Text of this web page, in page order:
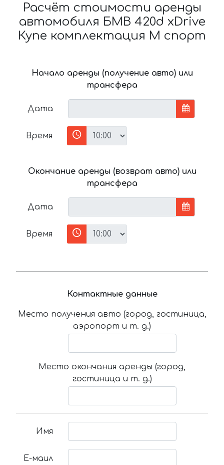
Расчёт стоимости аренды
автомобиля БМВ 420d xDrive
Купе комплектация М спорт
Начало аренды (получение авто) или
трансфера
Дата
Время
Окончание аренды (возврат авто) или
трансфера
Дата
Время
Контактные данные
Место получения авто (город, гостиница,
аэропорт и т. д.)
Место окончания аренды (город,
гостиница и т. д.)
Имя
Е-маил